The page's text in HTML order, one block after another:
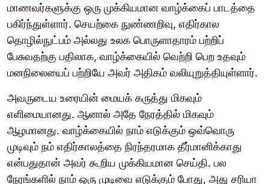
மாணவர்களுக்கு ஒரு முக்கியமான வாழ்க்கைப் பாடத்தை
பகிர்ந்துள்ளார். செயற்கை நுண்ணறிவு, எதிர்கால
தொழில்நுட்பம் அல்லது உலக பொருளாதாரம் பற்றிப்
பேசுவதற்கு பதிலாக, வாழ்க்கையில் வெற்றி பெற உதவும்
மனநிலையைப் பற்றியே அவர் அதிகம் வலியுறுத்தியுள்ளார்.
அவருடைய உரையின் மையக் கருத்து மிகவும்
எளிமையானது. ஆனால் அதே நேரத்தில் மிகவும்
ஆழமானது. வாழ்க்கையில் நாம் எடுக்கும் ஒவ்வொரு
முடிவும் நம் எதிர்காலத்தை நிரந்தரமாக தீர்மானிக்காது
என்பதுதான் அவர் கூறிய முக்கியமான செய்தி. பல
நேரங்களில் நாம் ஒரு முடிவை எடுக்கும் போது, அது சரியா